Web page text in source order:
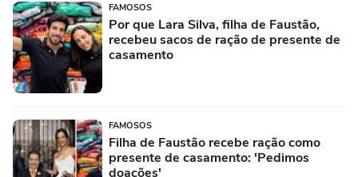
FAMOSOS
Por que Lara Silva, filha de Faustão,
recebeu sacos de ração de presente de
casamento
FAMOSOS
Filha de Faustão recebe ração como
presente de casamento: 'Pedimos
doações'